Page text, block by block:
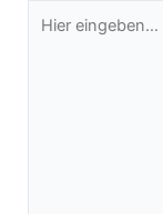
eingeben…